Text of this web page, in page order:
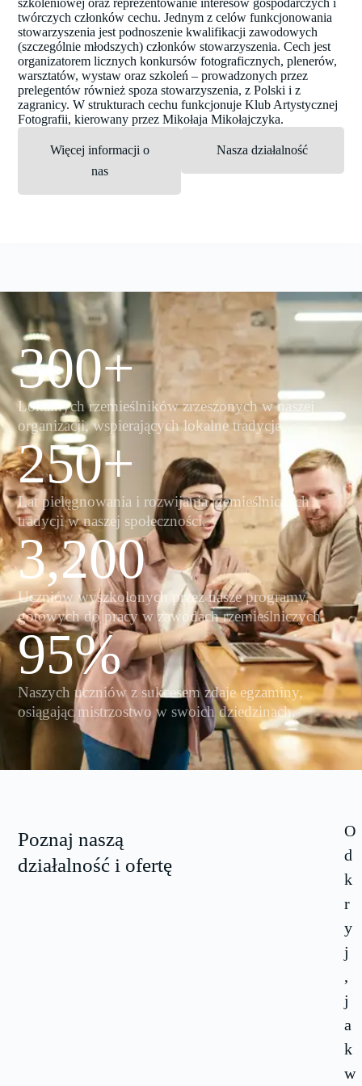
twórczych członków cechu. Jednym z celów funkcjonowania
stowarzyszenia jest podnoszenie kwalifikacji zawodowych
(szczególnie młodszych) członków stowarzyszenia. Cech jest
organizatorem licznych konkursów fotograficznych, plenerów,
warsztatów, wystaw oraz szkoleń – prowadzonych przez
prelegentów również spoza stowarzyszenia, z Polski i z
zagranicy. W strukturach cechu funkcjonuje Klub Artystycznej
Fotografii, kierowany przez Mikołaja Mikołajczyka.
Więcej informacji o
nas
Nasza działalność
Lokalnych rzemieślników zrzeszonych w naszej
organizacji, wspierających lokalne tradycje.
300+
Lat pielęgnowania i rozwijania rzemieślniczych
tradycji w naszej społeczności.
250+
Uczniów wyszkolonych przez nasze programy,
gotowych do pracy w zawodach rzemieślniczych.
3,200
Naszych uczniów z sukcesem zdaje egzaminy,
osiągając mistrzostwo w swoich dziedzinach.
95%
Poznaj naszą
działalność i ofertę
O
d
k
r
y
j
,
j
a
k
w